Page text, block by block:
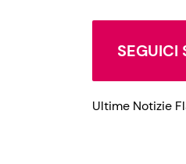
SEGUICI
Ultime Notizie